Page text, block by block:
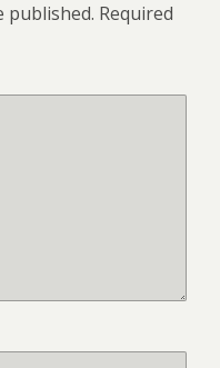
published. Required